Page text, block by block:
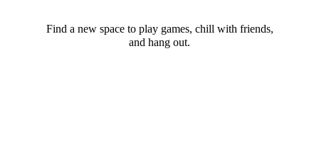
Find a new space to play games, chill with friends,
and hang out.